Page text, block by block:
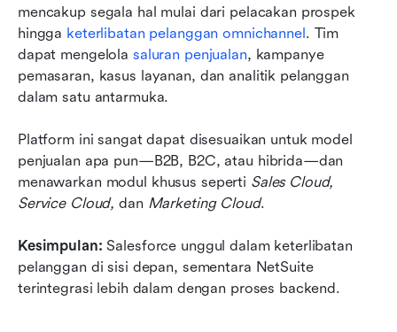
mencakup segala hal mulai dari pelacakan prospek
hingga keterlibatan pelanggan omnichannel. Tim
dapat mengelola saluran penjualan, kampanye
pemasaran, kasus layanan, dan analitik pelanggan
dalam satu antarmuka.
Platform ini sangat dapat disesuaikan untuk model
penjualan apa pun—B2B, B2C, atau hibrida—dan
menawarkan modul khusus seperti Sales Cloud,
Service Cloud, dan Marketing Cloud.
Kesimpulan: Salesforce unggul dalam keterlibatan
pelanggan di sisi depan, sementara NetSuite
terintegrasi lebih dalam dengan proses backend.